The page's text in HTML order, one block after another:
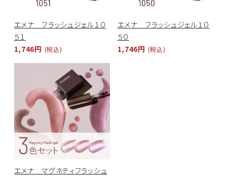
エメナ フラッシュジェル１０
５１
1,746円 (税込)
エメナ フラッシュジェル１０
５０
1,746円 (税込)
エメナ マグネティフラッシュ